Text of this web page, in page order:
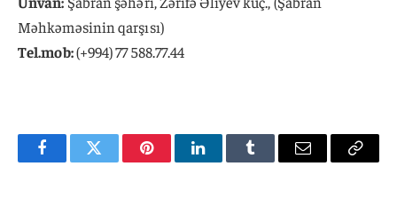
Məhkəməsinin qarşısı)
Tel.mob:(+994) 77 588.77.44
FacebookTwitter PinterestLinkedInTumblr Email
Copy